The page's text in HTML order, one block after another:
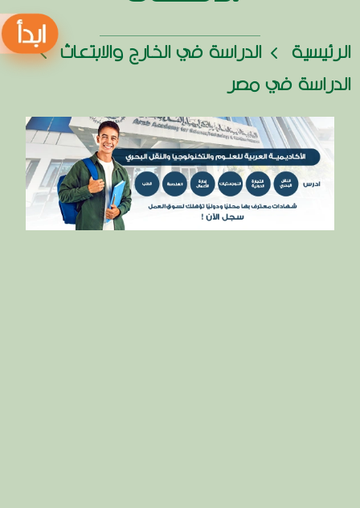
الرئيسية
الدراسة في الخارج والابتعاث
الدراسة في مصر